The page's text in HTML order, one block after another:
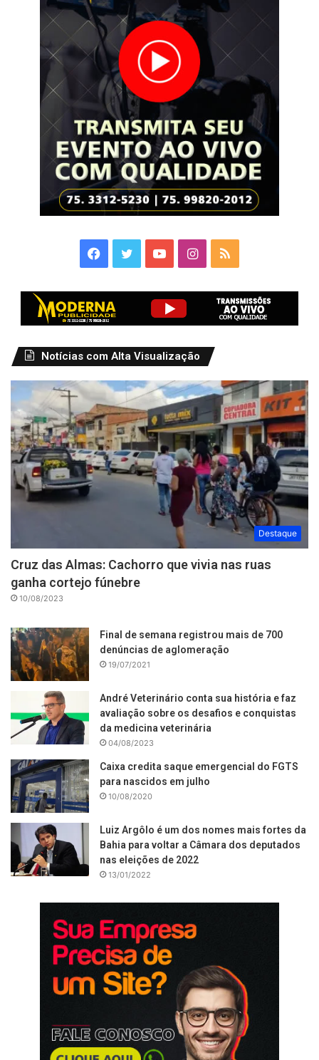
Facebook
TwitterYouTubeInstagram
RSS
Notícias com Alta Visualização
Destaque
Cruz das Almas: Cachorro que vivia nas ruas
ganha cortejo fúnebre
10/08/2023
Final de semana registrou mais de 700
denúncias de aglomeração
19/07/2021
André Veterinário conta sua história e faz
avaliação sobre os desafios e conquistas
da medicina veterinária
04/08/2023
Caixa credita saque emergencial do FGTS
para nascidos em julho
10/08/2020
Luiz Argôlo é um dos nomes mais fortes da
Bahia para voltar a Câmara dos deputados
nas eleições de 2022
13/01/2022